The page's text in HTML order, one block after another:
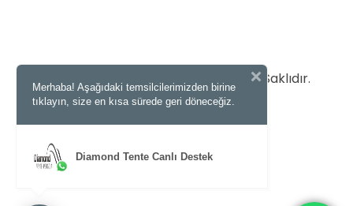
© 2025 Diamond Tente | Tüm Hakları Saklıdır.
Merhaba! Aşağıdaki temsilcilerimizden birine
tıklayın, size en kısa sürede geri döneceğiz.
Diamond Tente Canlı Destek